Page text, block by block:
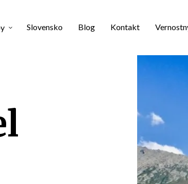
3 Slovensko Blog Kontakt